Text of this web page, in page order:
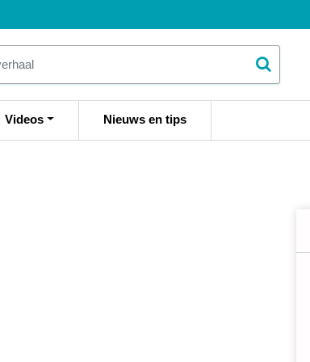
Videos Nieuws en tips